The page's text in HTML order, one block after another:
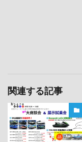
関連する記事